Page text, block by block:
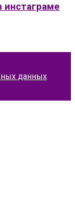
инстаграме
данных